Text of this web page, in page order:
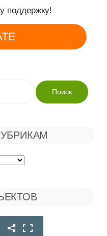
поддержку!